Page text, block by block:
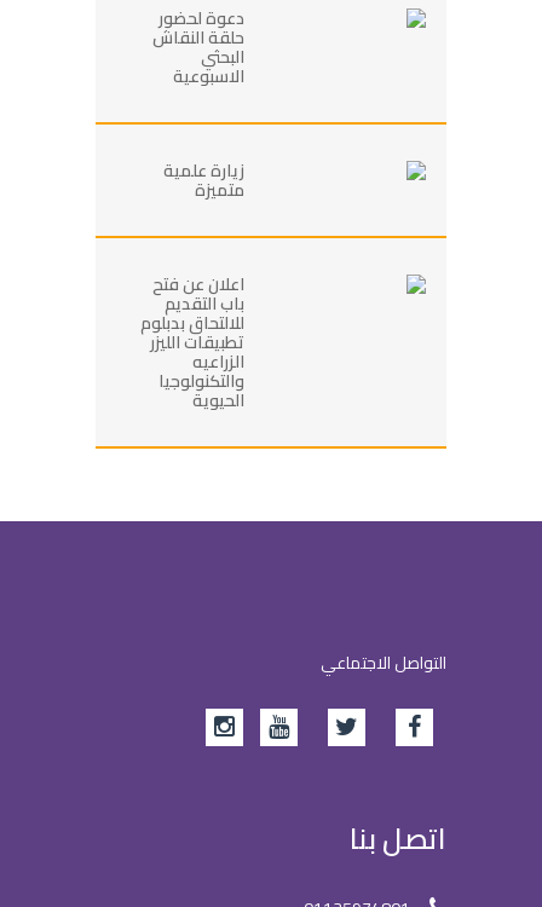
دعوة لحضور
حلقة النقاش
البحثي
الاسبوعية
زيارة علمية
متميزة
اعلان عن فتح
باب التقديم
للالتحاق بدبلوم
تطبيقات الليزر
الزراعيه
والتكنولوجيا
الحيوية
التواصل الاجتماعي
اتصل بنا